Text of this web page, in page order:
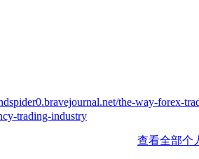
the-way-forex-
trading-industry
查看全部个